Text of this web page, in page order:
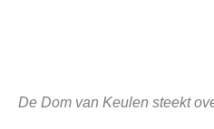
De Dom van Keulen steekt